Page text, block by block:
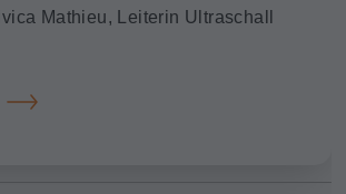
Mathieu, Leiterin Ultraschall